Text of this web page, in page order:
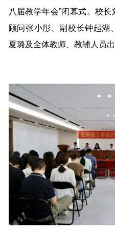
八届教学年会”闭幕式。校长
顾问张小彤、副校长钟起湖
夏璐及全体教师、教辅人员出